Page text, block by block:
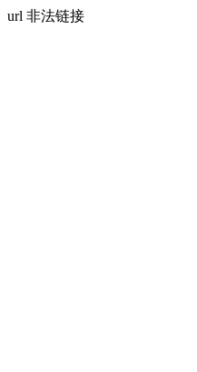
url 非法链接